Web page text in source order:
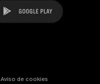
Aviso de cookies